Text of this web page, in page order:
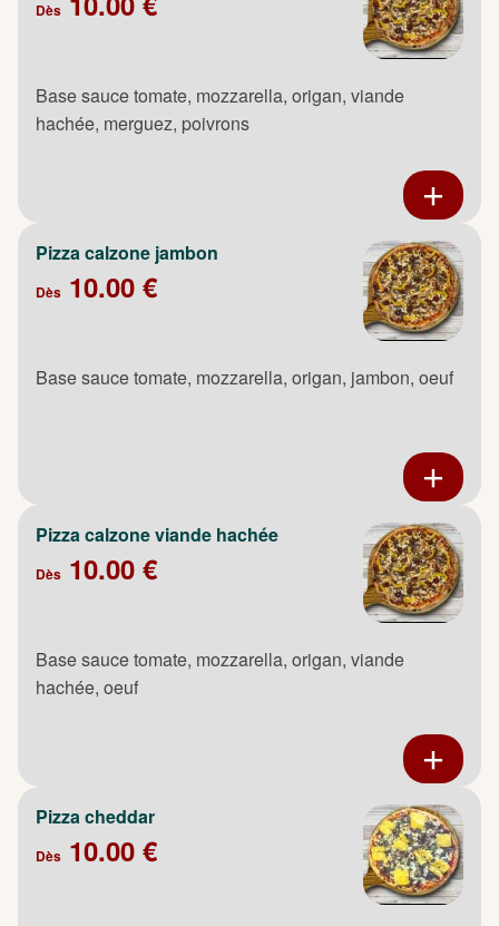
Dès
Base sauce tomate, mozzarella, origan, viande
hachée, merguez, poivrons
Pizza calzone jambon
Dès 10.00 €
Base sauce tomate, mozzarella, origan, jambon, oeuf
Pizza calzone viande hachée
Dès 10.00 €
Base sauce tomate, mozzarella, origan, viande
hachée, oeuf
Pizza cheddar
Dès 10.00 €